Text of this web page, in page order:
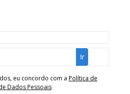
eu concordo com a Política de
Dados Pessoais